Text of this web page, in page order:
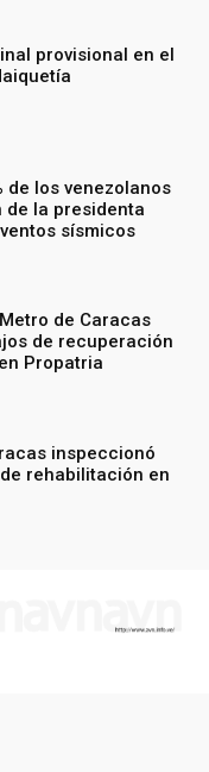
provisional en el
de los venezolanos
de la presidenta
sísmicos
de Caracas
de recuperación
Propatria
inspeccionó
rehabilitación en